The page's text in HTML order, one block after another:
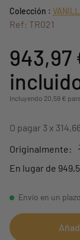
Colección :
Ref: TR021
943,97
Incluyendo 20,59 €
O pagar 3 x
Originalmente:
En lugar de
Envío en un